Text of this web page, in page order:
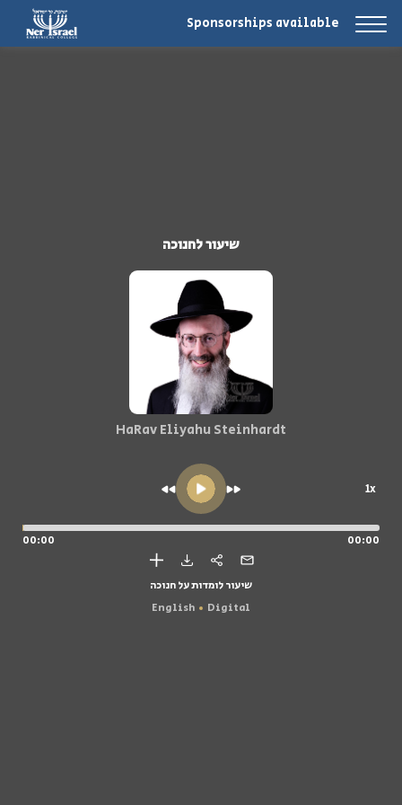
Sponsorships available
שיעור לחנוכה
HaRav Eliyahu Steinhardt
1x
00:00 00:00
שיעור לומדות על חנוכה
English
Digital